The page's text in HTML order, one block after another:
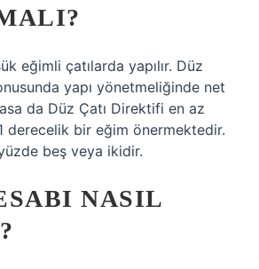
eğimli çatılarda yapılır. Düz
yapı yönetmeliğinde net
da Düz Çatı Direktifi en az
derecelik bir eğim önermektedir.
beş veya ikidir.
NASIL